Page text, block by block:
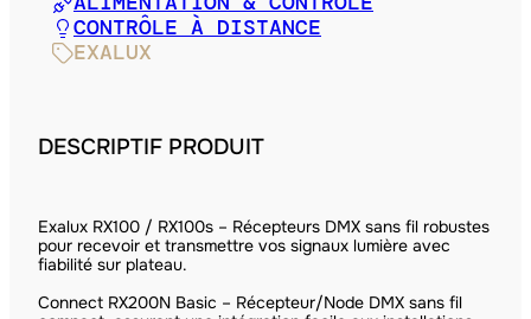
CONTRÔLE À DISTANCE
EXALUX
DESCRIPTIF PRODUIT
Exalux RX100 / RX100s – Récepteurs DMX sans fil robustes
pour recevoir et transmettre vos signaux lumière avec
fiabilité sur plateau.
Connect RX200N Basic – Récepteur/Node DMX sans fil